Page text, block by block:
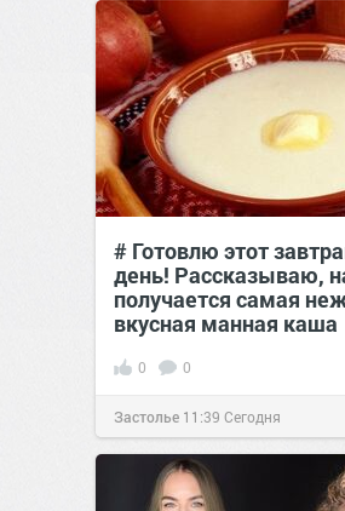
# Готовлю этот
день! Рассказываю,
получается самая
вкусная манная каша
0 0
Застолье 11:39 Сегодня